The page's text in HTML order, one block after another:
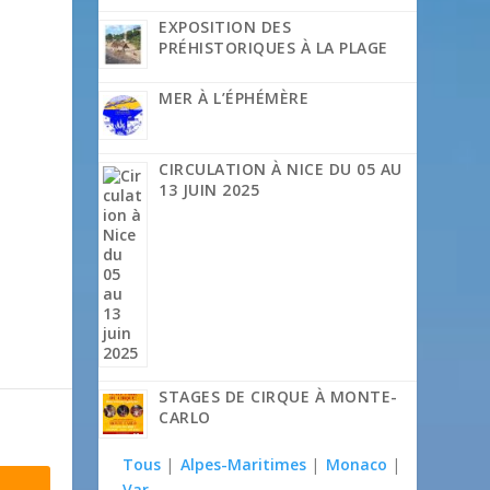
EXPOSITION DES
PRÉHISTORIQUES À LA PLAGE
MER À L’ÉPHÉMÈRE
CIRCULATION À NICE DU 05 AU
13 JUIN 2025
STAGES DE CIRQUE À MONTE-
CARLO
Tous | Alpes-Maritimes | Monaco |